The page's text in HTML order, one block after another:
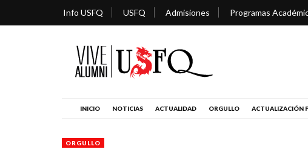
Info USFQ USFQ Admisiones Programas
INICIO NOTICIAS ACTUALIDAD ORGULLO ACTUALIZACIÓN
ORGULLO